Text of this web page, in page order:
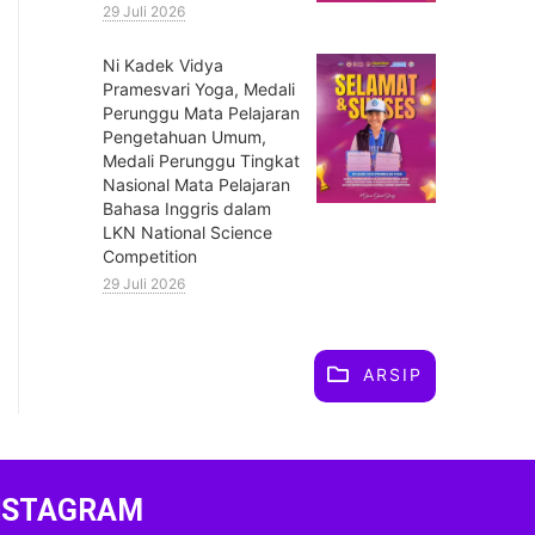
29 Juli 2026
⁠Ni Kadek Vidya
Pramesvari Yoga, Medali
Perunggu Mata Pelajaran
Pengetahuan Umum,
Medali Perunggu Tingkat
Nasional Mata Pelajaran
Bahasa Inggris dalam
LKN National Science
Competition
29 Juli 2026
ARSIP